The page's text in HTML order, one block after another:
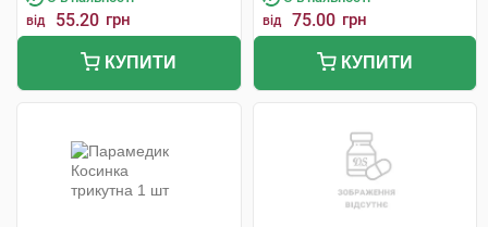
від 55.20 грн
КУПИТИ
від 75.00 грн
КУПИТИ